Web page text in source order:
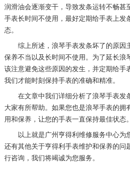
润滑油会逐渐变干，导致发条运转不畅甚
手表长时间不使用，最好定期给手表上发
态。
综上所述，浪琴手表发条坏了的原因
保养不当以及长时间不使用。为了延长浪
该注意避免这些原因的发生，并定期给手
我们才能时刻保持手表的准确和精准。
在文章中我们详细分析了浪琴手表发
大家有所帮助。如果您也是浪琴手表的拥
用和保养，让您的手表一直保持最佳状态
以上就是广州亨得利维修服务中心为
还有其他关于亨得利手表维护和保养的问
行咨询，我们将竭诚为您服务。